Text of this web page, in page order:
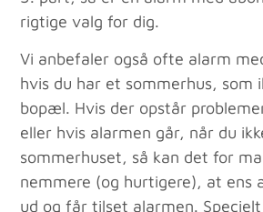
rigtige valg for dig.
Vi anbefaler også ofte alarm
hvis du har et sommerhus, som
bopæl. Hvis der opstår
eller hvis alarmen går, når du
sommerhuset, så kan det for
nemmere (og hurtigere), at ens
ud og får tilset alarmen.